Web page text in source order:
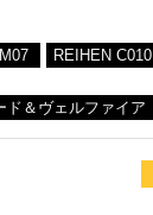
REIHEN C010
ド＆ヴェルファイア